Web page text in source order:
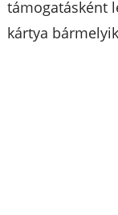
támogatásként
kártya